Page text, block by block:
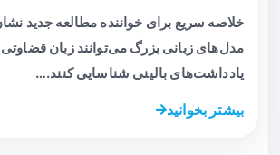
خلاصه سریع برای خواننده مطالعه جدید
مدل‌های زبانی بزرگ می‌توانند زبان قضاوتی
یادداشت‌های بالینی شناسایی کنند.…
بیشتر بخوانید